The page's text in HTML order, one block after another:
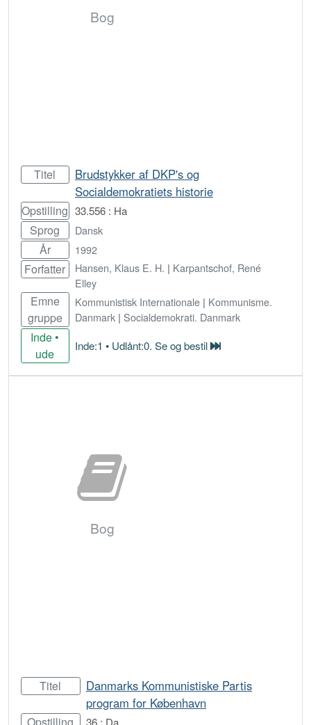
Bog
Titel
Brudstykker af DKP's og
Socialdemokratiets historie
Opstilling 33.556 : Ha
Sprog Dansk
År 1992
Forfatter Hansen, Klaus E. H. | Karpantschof, René
Elley
Emne
gruppe
Kommunistisk Internationale | Kommunisme.
Danmark | Socialdemokrati. Danmark
Inde •
ude
Inde:1 • Udlånt:0. Se og bestil
Bestil
Bog
Titel
Danmarks Kommunistiske Partis
program for København
Opstilling 36 : Da